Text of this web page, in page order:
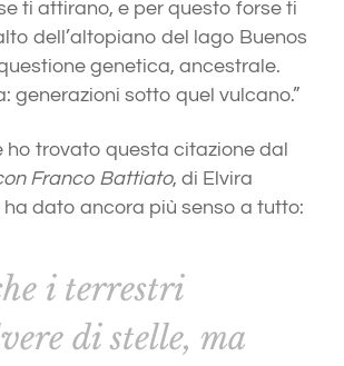
ti attirano, e per questo forse ti
dell’altopiano del lago Buenos
genetica, ancestrale.
generazioni sotto quel vulcano.”
ho trovato questa citazione dal
Franco Battiato, di Elvira
ha dato ancora più senso a tutto:
i terrestri
di stelle, ma